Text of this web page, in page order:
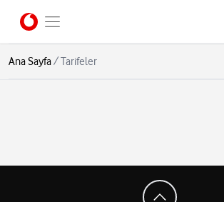
Ana Sayfa/Tarifeler